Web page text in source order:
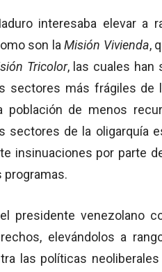
interesaba elevar a
son laMisión Vivienda,
Tricolor, las cuales han
sectores más frágiles de
población de menos
de la oligarquía
insinuaciones por parte
programas.
presidente venezolano
elevándolos a
las políticas